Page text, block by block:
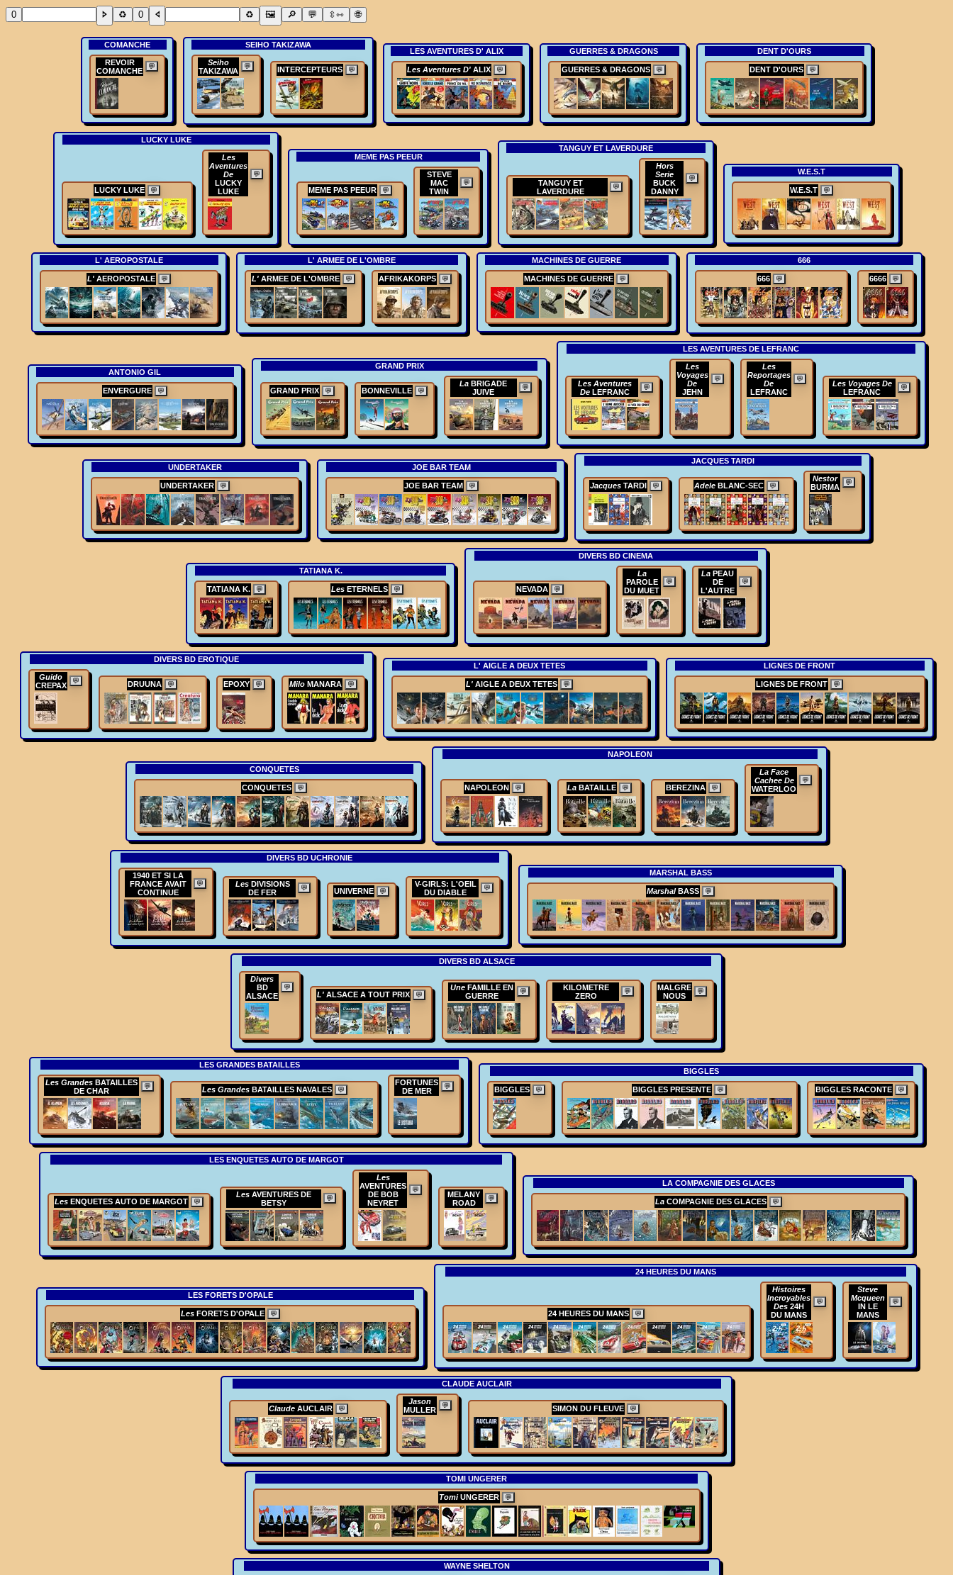
COMANCHE
REVOIR
COMANCHE
💬
SEIHO TAKIZAWA
Seiho
TAKIZAWA
💬 INTERCEPTEURS 💬
LES AVENTURES D' ALIX
Les Aventures D' ALIX 💬
GUERRES & DRAGONS
GUERRES & DRAGONS 💬
DENT D'OURS
DENT D'OURS 💬
LUCKY LUKE
LUCKY LUKE 💬
Les
Aventures
De
LUCKY
LUKE
💬
MEME PAS PEEUR
MEME PAS PEEUR 💬
STEVE
MAC
TWIN
💬
TANGUY ET LAVERDURE
TANGUY ET
LAVERDURE
💬
Hors
Serie
BUCK
DANNY
💬
W.E.S.T
W.E.S.T 💬
L' AEROPOSTALE
L'AEROPOSTALE 💬
L' ARMEE DE L'OMBRE
L'ARMEE DE L'OMBRE 💬 AFRIKAKORPS 💬
MACHINES DE GUERRE
MACHINES DE GUERRE 💬
666
666 💬 6666 💬
ANTONIO GIL
ENVERGURE 💬
GRAND PRIX
GRAND PRIX 💬 BONNEVILLE 💬
La BRIGADE
JUIVE
💬
LES AVENTURES DE LEFRANC
Les Aventures
DeLEFRANC
💬
Les
Voyages
De
JEHN
💬
Les
Reportages
De
LEFRANC
💬
Les Voyages De
LEFRANC
💬
UNDERTAKER
UNDERTAKER 💬
JOE BAR TEAM
JOE BAR TEAM 💬
JACQUES TARDI
Jacques TARDI 💬 AdeleBLANC-SEC 💬
Nestor
BURMA
💬
TATIANA K.
TATIANA K. 💬 Les ETERNELS 💬
DIVERS BD CINEMA
NEVADA 💬
La
PAROLE
DU MUET
💬
La PEAU
DE
L'AUTRE
💬
DIVERS BD EROTIQUE
Guido
CREPAX
💬 DRUUNA 💬 EPOXY 💬 MiloMANARA 💬
L' AIGLE A DEUX TETES
L' AIGLE A DEUX TETES 💬
LIGNES DE FRONT
LIGNES DE FRONT 💬
CONQUETES
CONQUETES 💬
NAPOLEON
NAPOLEON 💬 La BATAILLE 💬 BEREZINA 💬
La Face
Cachee De
WATERLOO
💬
DIVERS BD UCHRONIE
1940 ET SI LA
FRANCE AVAIT
CONTINUE
💬 LesDIVISIONS
DE FER
💬 UNIVERNE 💬
V-GIRLS: L'OEIL
DU DIABLE
💬
MARSHAL BASS
MarshalBASS 💬
DIVERS BD ALSACE
Divers
BD
ALSACE
💬
L' ALSACE A TOUT PRIX 💬
UneFAMILLE EN
GUERRE
💬
KILOMETRE
ZERO
💬
MALGRE
NOUS
💬
LES GRANDES BATAILLES
Les Grandes BATAILLES
DE CHAR
💬 Les GrandesBATAILLES NAVALES 💬
FORTUNES
DE MER
💬
BIGGLES
BIGGLES 💬 BIGGLES PRESENTE 💬 BIGGLES RACONTE 💬
LES ENQUETES AUTO DE MARGOT
Les ENQUETES AUTO DE MARGOT 💬
Les AVENTURES DE
BETSY
💬
Les
AVENTURES
DE BOB
NEYRET
💬
MELANY
ROAD
💬
LA COMPAGNIE DES GLACES
LaCOMPAGNIE DES GLACES 💬
LES FORETS D'OPALE
LesFORETS D'OPALE 💬
24 HEURES DU MANS
24 HEURES DU MANS 💬
Histoires
Incroyables
Des24H
DU MANS
💬
Steve
Mcqueen
IN LE
MANS
💬
CLAUDE AUCLAIR
ClaudeAUCLAIR 💬
Jason
MULLER
💬 SIMON DU FLEUVE 💬
TOMI UNGERER
TomiUNGERER 💬
WAYNE SHELTON